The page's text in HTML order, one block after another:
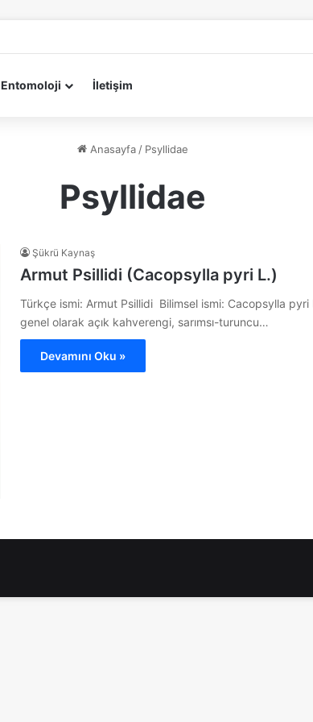
Entomoloji İletişim
Anasayfa / Psyllidae
Psyllidae
Şükrü Kaynaş
Armut Psillidi (Cacopsylla pyri L.)
Türkçe ismi: Armut Psillidi Bilimsel ismi: Cacopsylla
genel olarak açık kahverengi, sarımsı-turuncu…
Devamını Oku »